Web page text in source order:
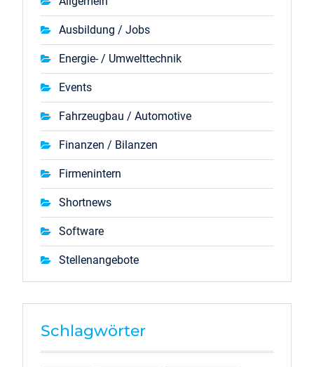
Ausbildung / Jobs
Energie- / Umwelttechnik
Events
Fahrzeugbau / Automotive
Finanzen / Bilanzen
Firmenintern
Shortnews
Software
Stellenangebote
Schlagwörter